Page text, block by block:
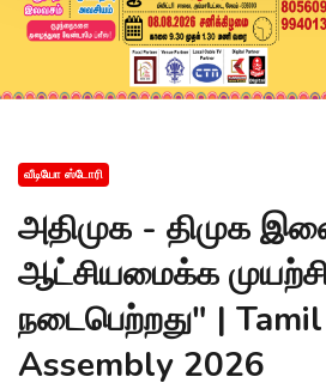
வீடியோ ஸ்டோரி
அதிமுக - திமுக
ஆட்சியமைக்க
நடைபெற்றது" |
Assembly 2026